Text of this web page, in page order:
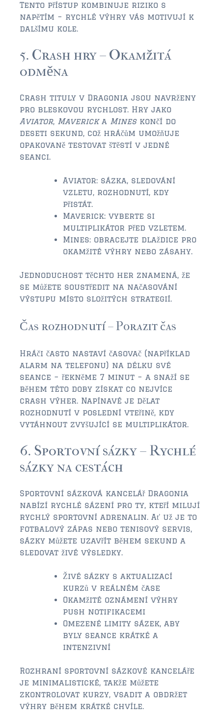
Tento přístup kombinuje riziko s
napětím – rychlé výhry vás motivují k
dalšímu kole.
5. Crash hry – Okamžitá
odměna
Crash tituly v Dragonia jsou navrženy
pro bleskovou rychlost. Hry jako
Aviator, Mavericka Mineskončí do
deseti sekund, což hráčům umožňuje
opakovaně testovat štěstí v jedné
seanci.
Aviator: sázka, sledování
vzletu, rozhodnutí, kdy
přistát.
Maverick: vyberte si
multiplikátor před vzletem.
Mines: obracejte dlaždice pro
okamžité výhry nebo zásahy.
Jednoduchost těchto her znamená, že
se můžete soustředit na načasování
výstupu místo složitých strategií.
Čas rozhodnutí – Porazit čas
Hráči často nastaví časovač (například
alarm na telefonu) na délku své
seance – řekněme 7 minut – a snaží se
během této doby získat co nejvíce
crash výher. Napínavé je dělat
rozhodnutí v poslední vteřině, kdy
vytáhnout zvyšující se multiplikátor.
6. Sportovní sázky – Rychlé
sázky na cestách
Sportovní sázková kancelář Dragonia
nabízí rychlé sázení pro ty, kteří milují
rychlý sportovní adrenalin. Ať už je to
fotbalový zápas nebo tenisový servis,
sázky můžete uzavřít během sekund a
sledovat živé výsledky.
Živé sázky s aktualizací
kurzů v reálném čase
Okamžité oznámení výhry
push notifikacemi
Omezené limity sázek, aby
byly seance krátké a
intenzivní
Rozhraní sportovní sázkové kanceláře
je minimalistické, takže můžete
zkontrolovat kurzy, vsadit a obdržet
výhry během krátké chvíle.